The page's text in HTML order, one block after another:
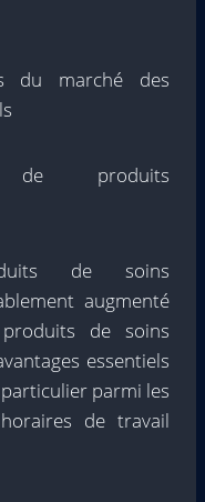
du marché des
de produits
de soins
augmenté
de soins
essentiels
parmi les
de travail